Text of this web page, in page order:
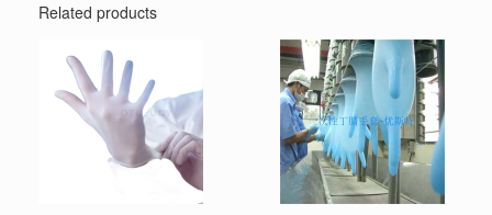
Related products